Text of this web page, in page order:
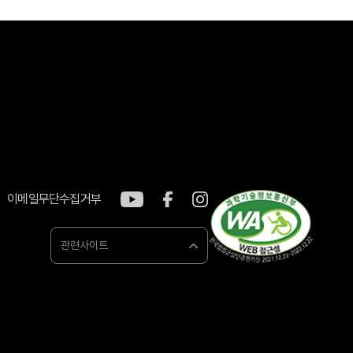
이메일무단수집거부
관련사이트